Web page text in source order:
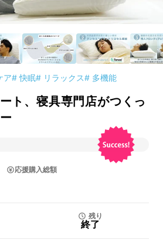
ア# 快眠# リラックス# 多機能
ト、寝具専門店がつくっ
応援購入総額
残り
終了